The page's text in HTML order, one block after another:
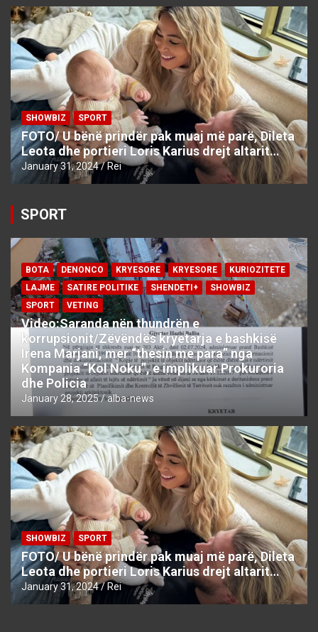
SHOWBIZ SPORT
FOTO/ U bënë prindër pak muaj më parë, Dileta
Leota dhe portieri Loris Karius drejt altarit…
January 31, 2024 Rei
SPORT
BOTA DENONCO KRYESORE KRYESORE
KURIOZITETE
LAJME
SATIRE POLITIKE SHENDETI+
SHOWBIZ
SPORT
VETING
Video:Saranda nën thundrën e
korrupsionit/Zëvëndës kryetarja e bashkisë
Irena Marjani, mer “thesin me para” nga
Kompania “Kol Noku”, e implikuar Prokuroria
dhe Policia
January 28, 2025 alba-news
SHOWBIZ SPORT
FOTO/ U bënë prindër pak muaj më parë, Dileta
Leota dhe portieri Loris Karius drejt altarit…
January 31, 2024 Rei